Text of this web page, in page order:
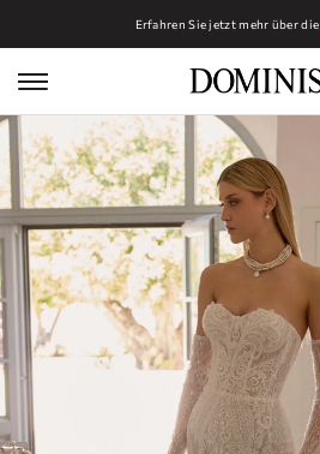
Erfahren Sie jetzt mehr über die
Linien Dominiss